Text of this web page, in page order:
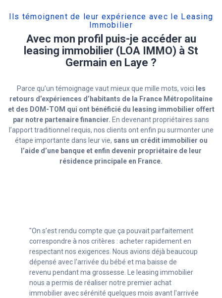
Ils témoignent de leur expérience avec le Leasing
Immobilier
Avec mon profil puis-je accéder au
leasing immobilier (LOA IMMO) à St
Germain en Laye ?
Parce qu’un témoignage vaut mieux que mille mots, voici les
retours d’expériences d’habitants de la France Métropolitaine
et des DOM-TOM qui ont bénéficié du leasing immobilier offert
par notre partenaire financier. En devenant propriétaires sans
l’apport traditionnel requis, nos clients ont enfin pu surmonter une
étape importante dans leur vie, sans un crédit immobilier ou
l’aide d’une banque et enfin devenir propriétaire de leur
résidence principale en France.
"Avec mon statut d’indépendant (autoentrepreneur)
c’était compliqué de trouver un crédit. Grâce aux
conseillers de la société de leasing immobilier, je n’ai
pas eu à repousser mon projet immobilier et enfin pu
avoir mon chez moi, sans avoir à renoncer à mon
entreprise en croissance !"